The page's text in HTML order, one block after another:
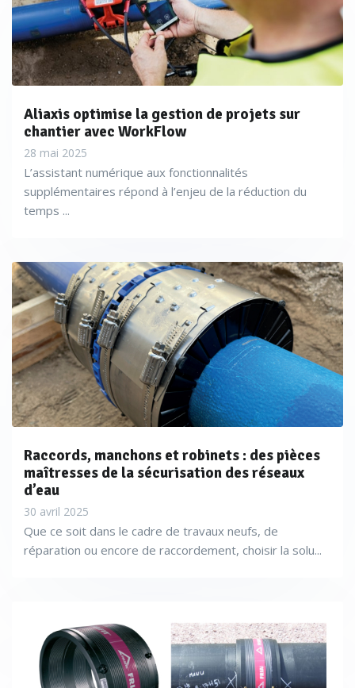
Aliaxis optimise la gestion de projets sur
chantier avec WorkFlow
28 mai 2025
L’assistant numérique aux fonctionnalités
supplémentaires répond à l’enjeu de la réduction du
temps ...
Raccords, manchons et robinets : des pièces
maîtresses de la sécurisation des réseaux
d’eau
30 avril 2025
Que ce soit dans le cadre de travaux neufs, de
réparation ou encore de raccordement, choisir la solu...